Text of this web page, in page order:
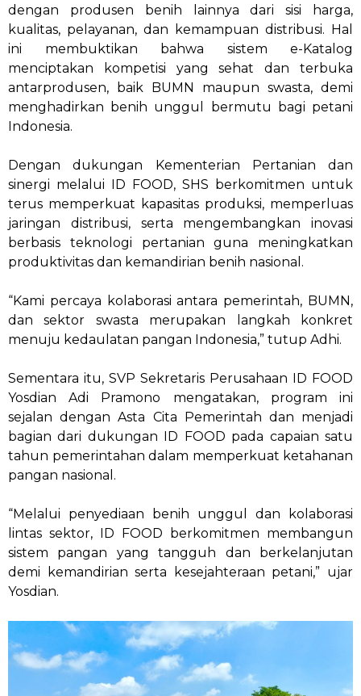
dengan produsen benih lainnya dari sisi harga,
kualitas, pelayanan, dan kemampuan distribusi. Hal
ini membuktikan bahwa sistem e-Katalog
menciptakan kompetisi yang sehat dan terbuka
antarprodusen, baik BUMN maupun swasta, demi
menghadirkan benih unggul bermutu bagi petani
Indonesia.
Dengan dukungan Kementerian Pertanian dan
sinergi melalui ID FOOD, SHS berkomitmen untuk
terus memperkuat kapasitas produksi, memperluas
jaringan distribusi, serta mengembangkan inovasi
berbasis teknologi pertanian guna meningkatkan
produktivitas dan kemandirian benih nasional.
“Kami percaya kolaborasi antara pemerintah, BUMN,
dan sektor swasta merupakan langkah konkret
menuju kedaulatan pangan Indonesia,” tutup Adhi.
Sementara itu, SVP Sekretaris Perusahaan ID FOOD
Yosdian Adi Pramono mengatakan, program ini
sejalan dengan Asta Cita Pemerintah dan menjadi
bagian dari dukungan ID FOOD pada capaian satu
tahun pemerintahan dalam memperkuat ketahanan
pangan nasional.
“Melalui penyediaan benih unggul dan kolaborasi
lintas sektor, ID FOOD berkomitmen membangun
sistem pangan yang tangguh dan berkelanjutan
demi kemandirian serta kesejahteraan petani,” ujar
Yosdian.